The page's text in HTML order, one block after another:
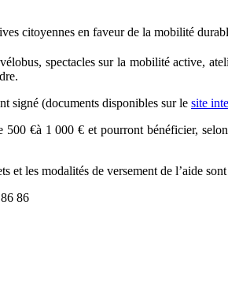
citoyennes en faveur de la mobilité
spectacles sur la mobilité active,
signé (documents disponibles sur le site
500 €à 1 000€ et pourront bénéficier,
les modalités de versement de l’aide
86